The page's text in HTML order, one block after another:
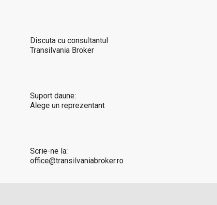
Discuta cu consultantul
Transilvania Broker
Suport daune:
Alege un reprezentant
Scrie-ne la:
office@transilvaniabroker.ro